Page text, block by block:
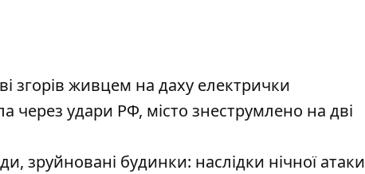
згорів живцем на даху електрички
через удари РФ, місто знеструмлено на дві
зруйновані будинки: наслідки нічної атаки